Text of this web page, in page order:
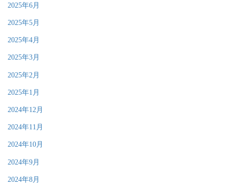
2025年6月
2025年5月
2025年4月
2025年3月
2025年2月
2025年1月
2024年12月
2024年11月
2024年10月
2024年9月
2024年8月